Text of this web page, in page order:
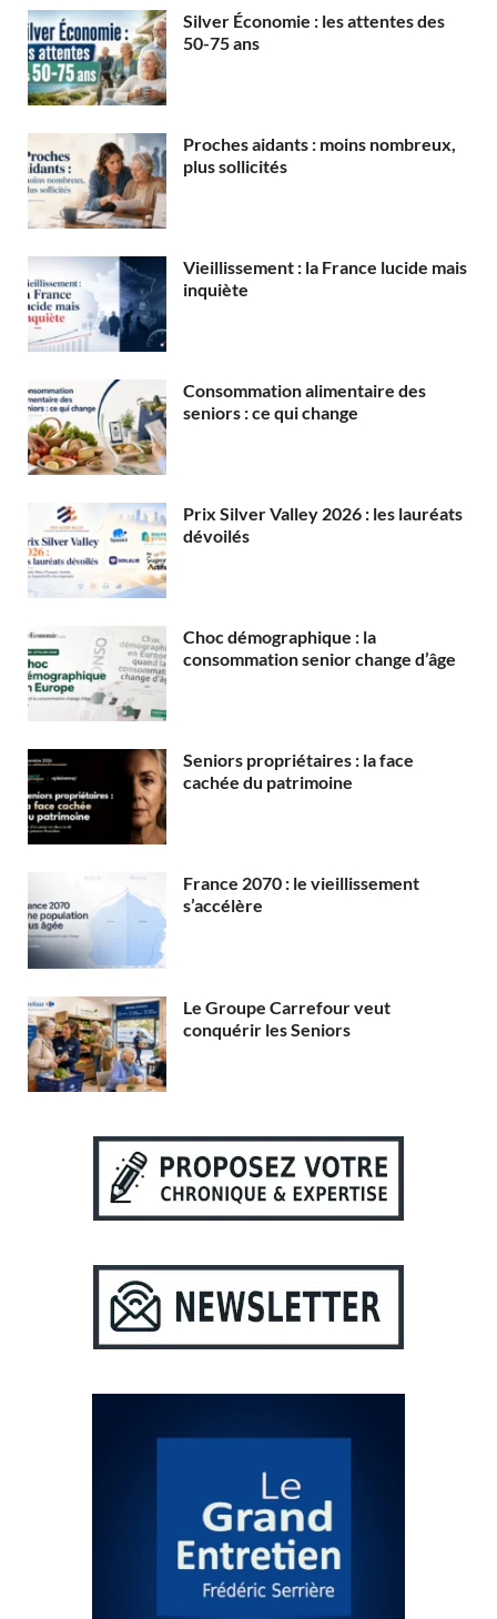
Silver Économie : les attentes des
50-75 ans
Proches aidants : moins nombreux,
plus sollicités
Vieillissement : la France lucide mais
inquiète
Consommation alimentaire des
seniors : ce qui change
Prix Silver Valley 2026 : les lauréats
dévoilés
Choc démographique : la
consommation senior change d’âge
Seniors propriétaires : la face
cachée du patrimoine
France 2070 : le vieillissement
s’accélère
Le Groupe Carrefour veut
conquérir les Seniors